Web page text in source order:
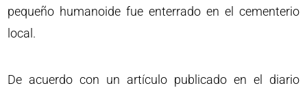
pequeño humanoide fue enterrado en el cementerio
local.
De acuerdo con un artículo publicado en el diario